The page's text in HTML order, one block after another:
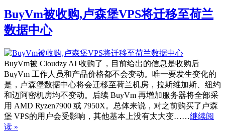
BuyVm被收购,卢森堡VPS将迁移至荷兰
数据中心
BuyVm被 Cloudzy AI 收购了，目前给出的信息是收购后
BuyVm 工作人员和产品价格都不会变动。唯一要发生变化的
是，卢森堡数据中心将会迁移至荷兰机房，拉斯维加斯、纽约
和迈阿密机房均不变动。后续 BuyVm 再增加服务器将全部采
用 AMD Ryzen7900 或 7950X。总体来说，对之前购买了卢森
堡 VPS的用户会受影响，其他基本上没有太大变……继续阅
读 »